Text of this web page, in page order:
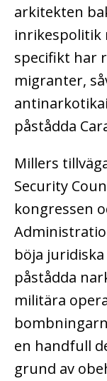
arkitekten
inrikespolitik
specifikt har
migranter,
påstådda
Millers
Security
kongressen
böja
påstådda
militära
en handfull
grund av